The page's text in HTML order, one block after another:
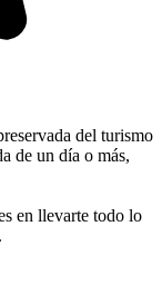
del turismo
de un día o más,
en llevarte todo lo